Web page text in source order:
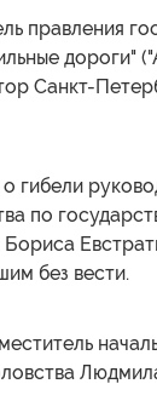
правления
дороги"
Санкт-
гибели
по
без вести.